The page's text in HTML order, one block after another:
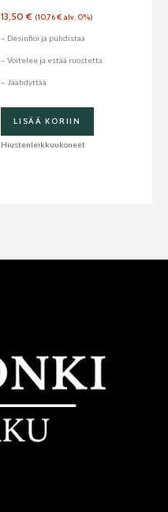
13,50€ (10,76€ alv. 0%)
– Desinfioi ja puhdistaa
– Voitelee ja estää ruostetta
– Jäähdyttää
LISÄÄ KORIIN
Hiustenleikkuukoneet